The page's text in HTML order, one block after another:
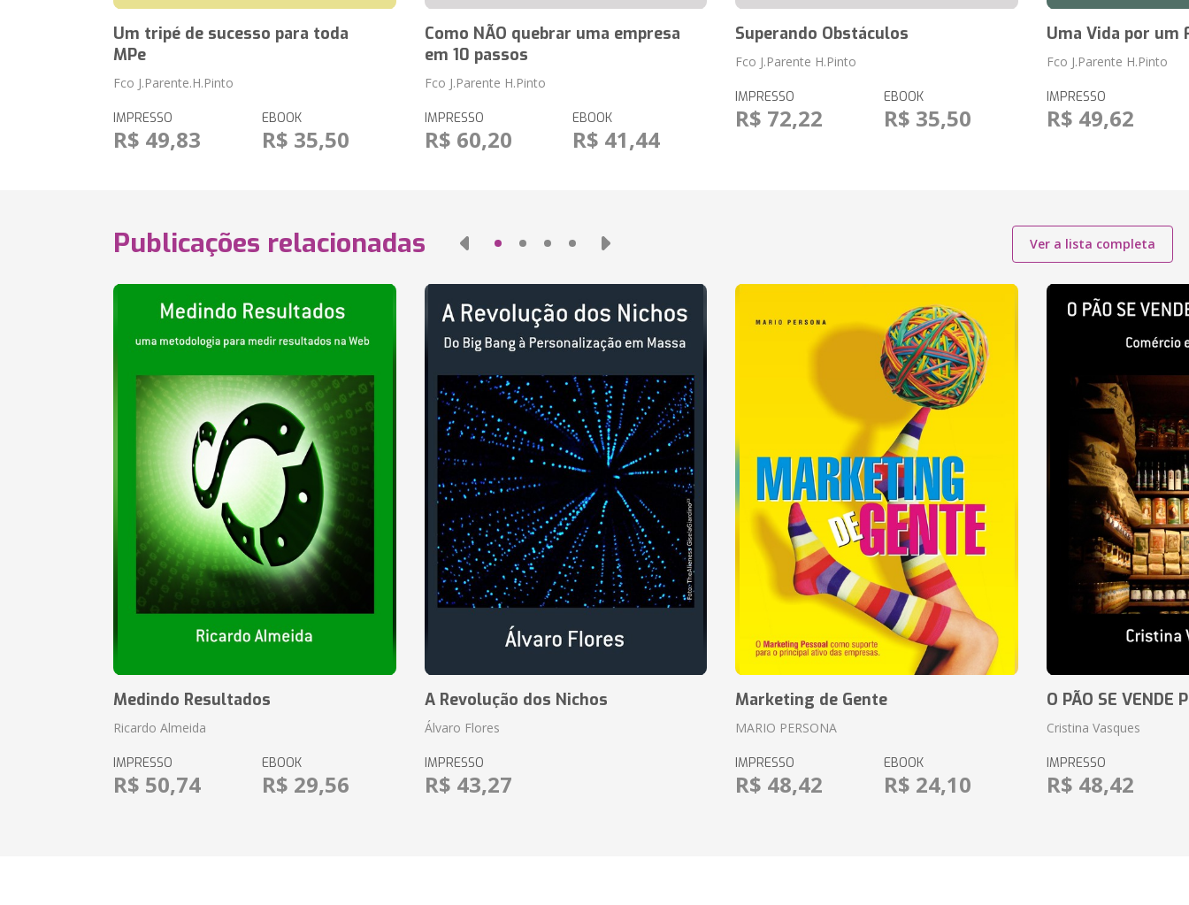
Um tripé de sucesso para toda
MPe
Fco J.Parente.H.Pinto
IMPRESSO
R$ 49,83
EBOOK
R$ 35,50
Como NÃO quebrar uma empresa
em 10 passos
Fco J.Parente H.Pinto
IMPRESSO
R$ 60,20
EBOOK
R$ 41,44
Superando Obstáculos
Fco J.Parente H.Pinto
IMPRESSO
R$ 72,22
EBOOK
R$ 35,50
Uma Vida por um
Fco J.Parente H.Pinto
IMPRESSO
R$ 49,62
Publicações relacionadas Ver a lista completa
Medindo Resultados
Ricardo Almeida
IMPRESSO
R$ 50,74
EBOOK
R$ 29,56
A Revolução dos Nichos
Álvaro Flores
IMPRESSO
R$ 43,27
Marketing de Gente
MARIO PERSONA
IMPRESSO
R$ 48,42
EBOOK
R$ 24,10
O PÃO SE VENDE
Cristina Vasques
IMPRESSO
R$ 48,42